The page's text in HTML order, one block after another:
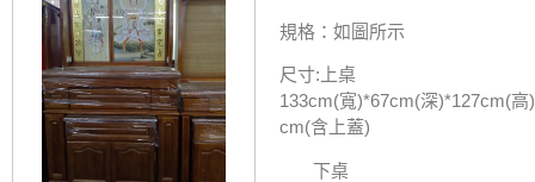
規格：如圖所示
尺寸:上桌
133cm(寬)*67cm(深)*127cm(高
cm(含上蓋)
下桌